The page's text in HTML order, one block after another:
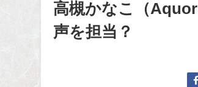
高槻かなこ（
声を担当？